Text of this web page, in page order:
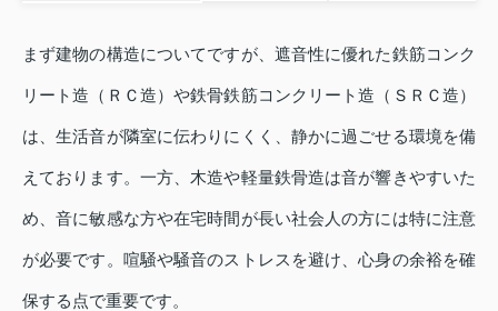
まず建物の構造についてですが、遮音性に優れた鉄筋コンク
リート造（ＲＣ造）や鉄骨鉄筋コンクリート造（ＳＲＣ造）
は、生活音が隣室に伝わりにくく、静かに過ごせる環境を備
えております。一方、木造や軽量鉄骨造は音が響きやすいた
め、音に敏感な方や在宅時間が長い社会人の方には特に注意
が必要です。喧騒や騒音のストレスを避け、心身の余裕を確
保する点で重要です。